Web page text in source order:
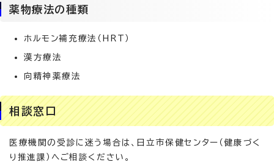
薬物療法の種類
ホルモン補充療法（HRT）
漢方療法
向精神薬療法
相談窓口
医療機関の受診に迷う場合は、日立市保健センター（健康づく
り推進課）へご相談ください。